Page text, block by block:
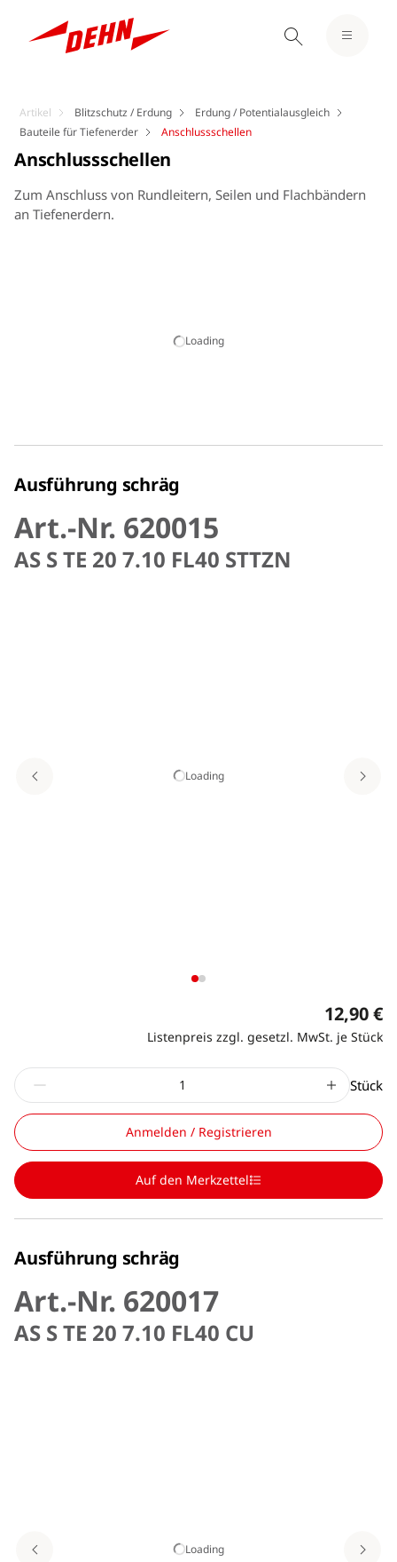
Artikel Blitzschutz / Erdung
Erdung / Potentialausgleich
Bauteile für Tiefenerder
Anschlussschellen
Loading
Anschlussschellen
Zum Anschluss von Rundleitern, Seilen und Flachbändern
an Tiefenerdern.
Ausführung schräg
Art.-Nr. 620015
AS S TE 20 7.10 FL40 STTZN
Loading
12,90 €
Listenpreis zzgl. gesetzl. MwSt. je Stück
Stück
Anmelden / Registrieren
Auf den Merkzettel
Ausführung schräg
Art.-Nr. 620017
AS S TE 20 7.10 FL40 CU
Loading